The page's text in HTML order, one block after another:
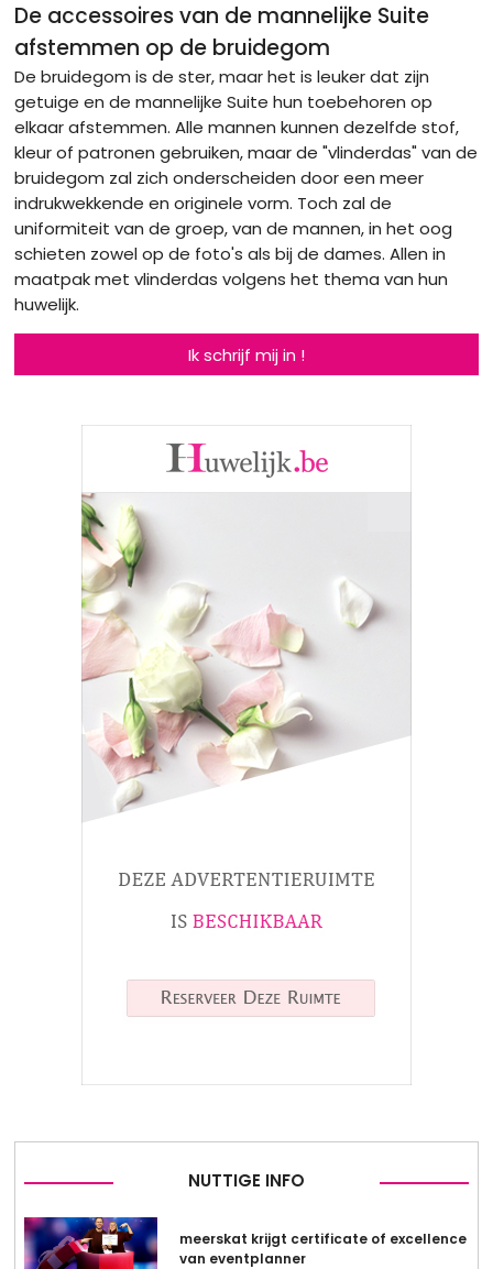
De accessoires van de mannelijke Suite
afstemmen op de bruidegom
De bruidegom is de ster, maar het is leuker dat zijn
getuige en de mannelijke Suite hun toebehoren op
elkaar afstemmen. Alle mannen kunnen dezelfde stof,
kleur of patronen gebruiken, maar de "vlinderdas" van de
bruidegom zal zich onderscheiden door een meer
indrukwekkende en originele vorm. Toch zal de
uniformiteit van de groep, van de mannen, in het oog
schieten zowel op de foto's als bij de dames. Allen in
maatpak met vlinderdas volgens het thema van hun
huwelijk.
Ik schrijf mij in !
NUTTIGE INFO
meerskat krijgt certificate of excellence
van eventplanner